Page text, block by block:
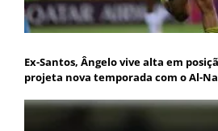
Ex-Santos, Ângelo vive alta em
projeta nova temporada com o Al-